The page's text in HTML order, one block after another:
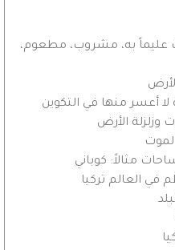
عليماً به، مشروب، مطعوم،
لا أعسر منها في التكوين
وزلزلة الأرض
مثالاً: كوباني
في العالم تركيا